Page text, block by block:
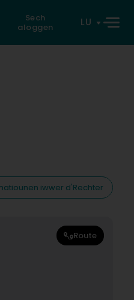
Sech
aloggen
LU
iwwer d'Rechter
Route